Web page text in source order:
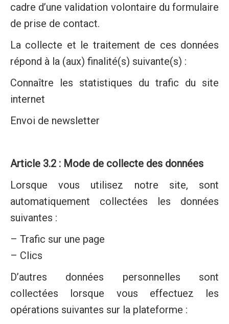
cadre d’une validation volontaire du formulaire
de prise de contact.
La collecte et le traitement de ces données
répond à la (aux) finalité(s) suivante(s) :
Connaître les statistiques du trafic du site
internet
Envoi de newsletter
Article 3.2 : Mode de collecte des données
Lorsque vous utilisez notre site, sont
automatiquement collectées les données
suivantes :
– Trafic sur une page
– Clics
D’autres données personnelles sont
collectées lorsque vous effectuez les
opérations suivantes sur la plateforme :